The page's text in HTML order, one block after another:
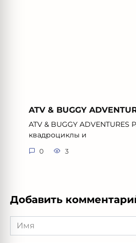
ATV & BUGGY
ATV & BUGGY ADVENTURES
квадроциклы и
0 3
Добавить
Имя